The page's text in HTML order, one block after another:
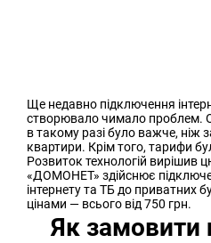
Ще недавно підключення
створювало чимало проблем.
в такому разі було важче, ніж
квартири. Крім того, тарифи
Розвиток технологій вирішив
«ДОМОНЕТ» здійснює
інтернету та ТБ до приватних
цінами — всього від 750 грн.
Як замовити